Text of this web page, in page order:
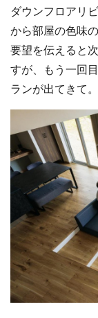
ダウンフロアリ
から部屋の色味
要望を伝えると
すが、もう一回
ランが出てきて